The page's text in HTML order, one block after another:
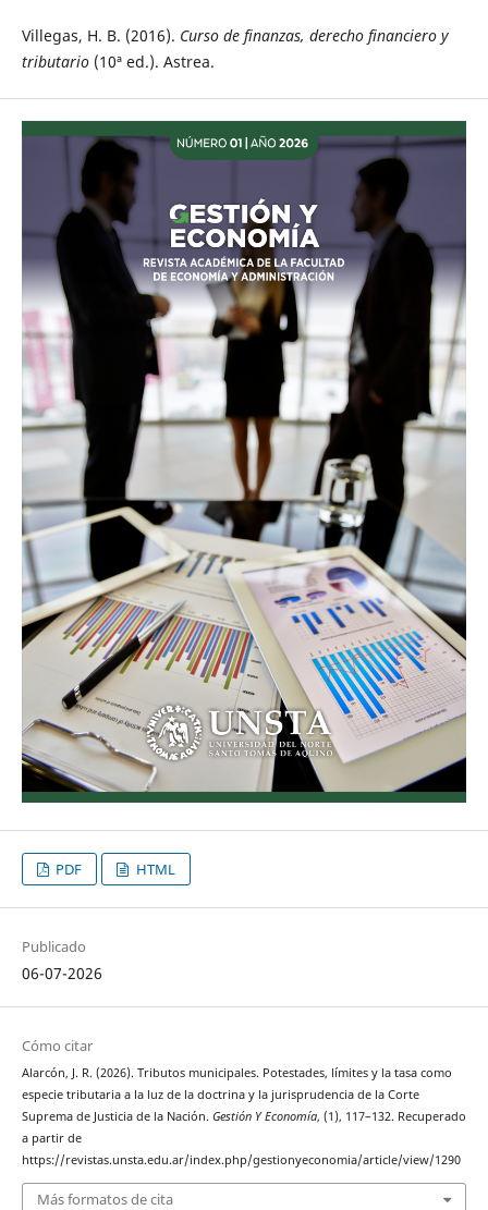
Villegas, H. B. (2016). Curso de finanzas, derecho financiero y
tributario(10ª ed.). Astrea.
PDF HTML
Publicado
06-07-2026
Cómo citar
Alarcón, J. R. (2026). Tributos municipales. Potestades, límites y la tasa como
especie tributaria a la luz de la doctrina y la jurisprudencia de la Corte
Suprema de Justicia de la Nación. Gestión Y Economía, (1), 117–132. Recuperado
a partir de
https://revistas.unsta.edu.ar/index.php/gestionyeconomia/article/view/1290
Más formatos de cita